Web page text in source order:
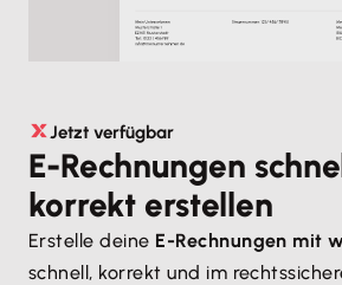
Jetzt verfügbar
E-Rechnungen
korrekt erstellen
Erstelle deine E-Rechnungen mit
schnell, korrekt und im